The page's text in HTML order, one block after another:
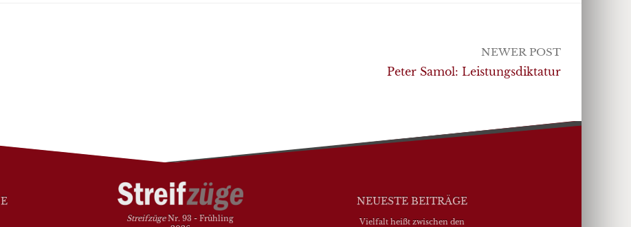
NEWER POST
Peter Samol: Leistungsdiktatur
StreifzügeNr. 93 - Frühling
NEUESTE BEITRÄGE
Vielfalt heißt zwischen den